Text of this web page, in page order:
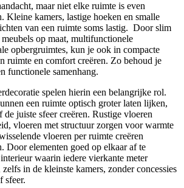
maar niet elke ruimte is even
Kleine kamers, lastige hoeken en smalle
van een ruimte soms lastig. Door slim
op maat, multifunctionele
opbergruimtes, kun je ook in compacte
ruimte en comfort creëren. Zo behoud je
functionele samenhang.
spelen hierin een belangrijke rol.
een ruimte optisch groter laten lijken,
de juiste sfeer creëren. Rustige vloeren
vloeren met structuur zorgen voor warmte
vloeren per ruimte creëren
Door elementen goed op elkaar af te
waarin iedere vierkante meter
in de kleinste kamers, zonder concessies
sfeer.